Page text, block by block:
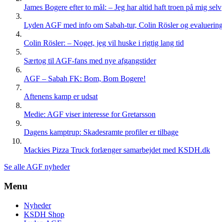
vælges
på
varesiden
James Bogere efter to mål: – Jeg har altid haft troen på mig selv
Lyden AGF med info om Sabah-tur, Colin Rösler og
Colin Rösler: – Noget, jeg vil huske i rigtig lang tid
Særtog til AGF-fans med nye afgangstider
AGF – Sabah FK: Bom, Bom Bogere!
Aftenens kamp er udsat
Medie: AGF viser interesse for Gretarsson
Dagens kamptrup: Skadesramte profiler er tilbage
Mackies Pizza Truck forlænger samarbejdet med KSDH.dk
Se alle AGF nyheder
Menu
Nyheder
KSDH Shop